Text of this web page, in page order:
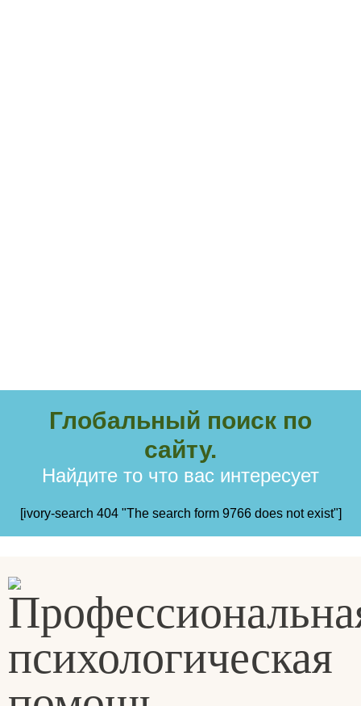
Глобальный поиск по
сайту.
Найдите то что вас интересует
[ivory-search 404 "The search form 9766 does not exist"]